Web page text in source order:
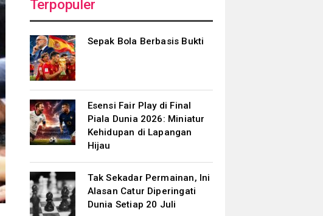
Terpopuler
Sepak Bola Berbasis Bukti
Esensi Fair Play di Final
Piala Dunia 2026: Miniatur
Kehidupan di Lapangan
Hijau
Tak Sekadar Permainan, Ini
Alasan Catur Diperingati
Dunia Setiap 20 Juli